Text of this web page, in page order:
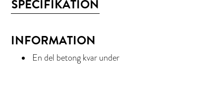
SPECIFIKATION
INFORMATION
En del betong kvar under